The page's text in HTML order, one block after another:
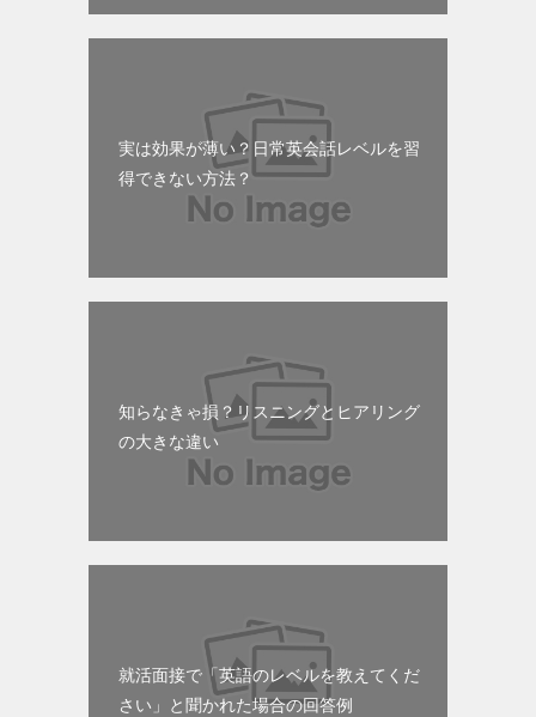
実は効果が薄い？日常英会話レベルを習
得できない方法？
知らなきゃ損？リスニングとヒアリング
の大きな違い
就活面接で「英語のレベルを教えてくだ
さい」と聞かれた場合の回答例